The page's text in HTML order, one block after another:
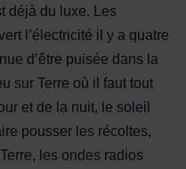
déjà du luxe. Les
l’électricité il y a quatre
d’être puisée dans la
sur Terre où il faut tout
et de la nuit, le soleil
pousser les récoltes,
les ondes radios